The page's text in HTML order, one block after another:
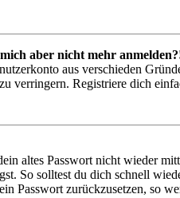
aber nicht mehr
aus verschieden
verringern. Registriere dich
altes Passwort nicht wieder
So solltest du dich schnell
Passwort zurückzusetzen, so